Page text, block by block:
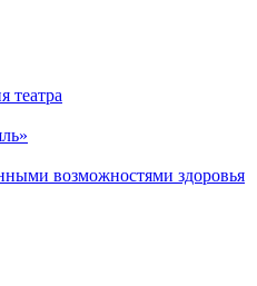
театра
возможностями здоровья